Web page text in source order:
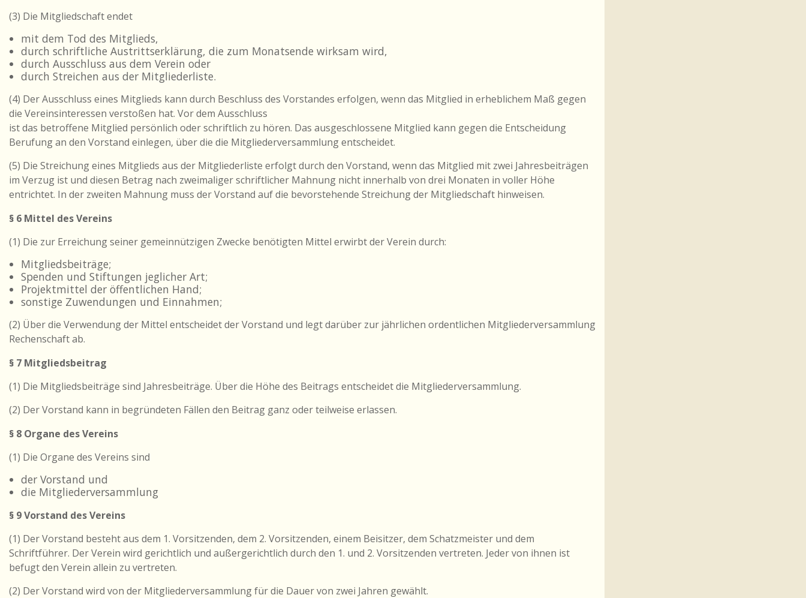
(3) Die Mitgliedschaft endet
mit dem Tod des Mitglieds,
durch schriftliche Austrittserklärung, die zum Monatsende wirksam wird,
durch Ausschluss aus dem Verein oder
durch Streichen aus der Mitgliederliste.
(4) Der Ausschluss eines Mitglieds kann durch Beschluss des Vorstandes erfolgen, wenn das Mitglied in erheblichem Maß gegen
die Vereinsinteressen verstoßen hat. Vor dem Ausschluss
ist das betroffene Mitglied persönlich oder schriftlich zu hören. Das ausgeschlossene Mitglied kann gegen die Entscheidung
Berufung an den Vorstand einlegen, über die die Mitgliederversammlung entscheidet.
(5) Die Streichung eines Mitglieds aus der Mitgliederliste erfolgt durch den Vorstand, wenn das Mitglied mit zwei Jahresbeiträgen
im Verzug ist und diesen Betrag nach zweimaliger schriftlicher Mahnung nicht innerhalb von drei Monaten in voller Höhe
entrichtet. In der zweiten Mahnung muss der Vorstand auf die bevorstehende Streichung der Mitgliedschaft hinweisen.
§ 6 Mittel des Vereins
(1) Die zur Erreichung seiner gemeinnützigen Zwecke benötigten Mittel erwirbt der Verein durch:
Mitgliedsbeiträge;
Spenden und Stiftungen jeglicher Art;
Projektmittel der öffentlichen Hand;
sonstige Zuwendungen und Einnahmen;
(2) Über die Verwendung der Mittel entscheidet der Vorstand und legt darüber zur jährlichen ordentlichen Mitgliederversammlung
Rechenschaft ab.
§ 7 Mitgliedsbeitrag
(1) Die Mitgliedsbeiträge sind Jahresbeiträge. Über die Höhe des Beitrags entscheidet die Mitgliederversammlung.
(2) Der Vorstand kann in begründeten Fällen den Beitrag ganz oder teilweise erlassen.
§ 8 Organe des Vereins
(1) Die Organe des Vereins sind
der Vorstand und
die Mitgliederversammlung
§ 9 Vorstand des Vereins
(1) Der Vorstand besteht aus dem 1. Vorsitzenden, dem 2. Vorsitzenden, einem Beisitzer, dem Schatzmeister und dem
Schriftführer. Der Verein wird gerichtlich und außergerichtlich durch den 1. und 2. Vorsitzenden vertreten. Jeder von ihnen ist
befugt den Verein allein zu vertreten.
(2) Der Vorstand wird von der Mitgliederversammlung für die Dauer von zwei Jahren gewählt.